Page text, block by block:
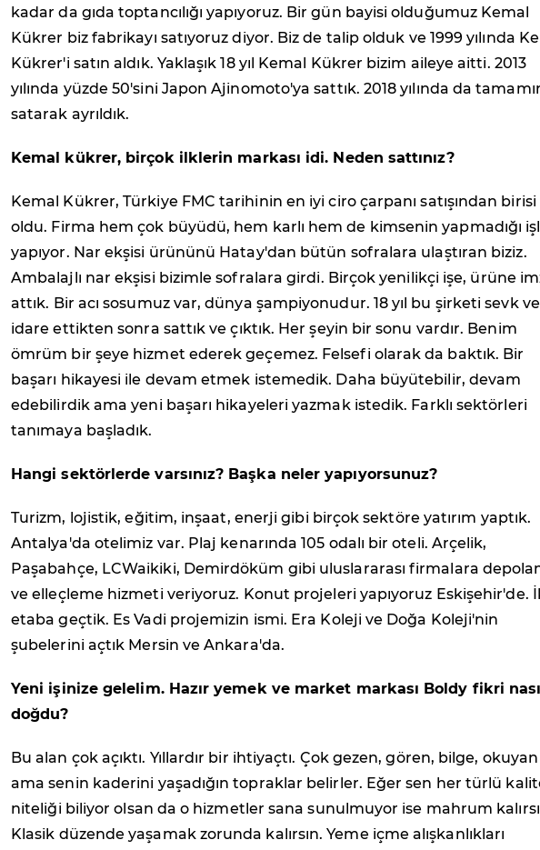
kadar da gıda toptancılığı yapıyoruz. Bir gün bayisi olduğumuz Kemal
Kükrer biz fabrikayı satıyoruz diyor. Biz de talip olduk ve 1999 yılında
Kükrer'i satın aldık. Yaklaşık 18 yıl Kemal Kükrer bizim aileye aitti. 2013
yılında yüzde 50'sini Japon Ajinomoto'ya sattık. 2018 yılında da
satarak ayrıldık.
Kemal kükrer, birçok ilklerin markası idi. Neden sattınız?
Kemal Kükrer, Türkiye FMC tarihinin en iyi ciro çarpanı satışından birisi
oldu. Firma hem çok büyüdü, hem karlı hem de kimsenin yapmadığı
yapıyor. Nar ekşisi ürününü Hatay'dan bütün sofralara ulaştıran biziz.
Ambalajlı nar ekşisi bizimle sofralara girdi. Birçok yenilikçi işe, ürüne
attık. Bir acı sosumuz var, dünya şampiyonudur. 18 yıl bu şirketi sevk ve
idare ettikten sonra sattık ve çıktık. Her şeyin bir sonu vardır. Benim
ömrüm bir şeye hizmet ederek geçemez. Felsefi olarak da baktık. Bir
başarı hikayesi ile devam etmek istemedik. Daha büyütebilir, devam
edebilirdik ama yeni başarı hikayeleri yazmak istedik. Farklı sektörleri
tanımaya başladık.
Hangi sektörlerde varsınız? Başka neler yapıyorsunuz?
Turizm, lojistik, eğitim, inşaat, enerji gibi birçok sektöre yatırım yaptık.
Antalya'da otelimiz var. Plaj kenarında 105 odalı bir oteli. Arçelik,
Paşabahçe, LCWaikiki, Demirdöküm gibi uluslararası firmalara
ve elleçleme hizmeti veriyoruz. Konut projeleri yapıyoruz Eskişehir'de.
etaba geçtik. Es Vadi projemizin ismi. Era Koleji ve Doğa Koleji'nin
şubelerini açtık Mersin ve Ankara'da.
Yeni işinize gelelim. Hazır yemek ve market markası Boldy fikri nasıl
doğdu?
Bu alan çok açıktı. Yıllardır bir ihtiyaçtı. Çok gezen, gören, bilge,
ama senin kaderini yaşadığın topraklar belirler. Eğer sen her türlü
niteliği biliyor olsan da o hizmetler sana sunulmuyor ise mahrum
Klasik düzende yaşamak zorunda kalırsın. Yeme içme alışkanlıkları